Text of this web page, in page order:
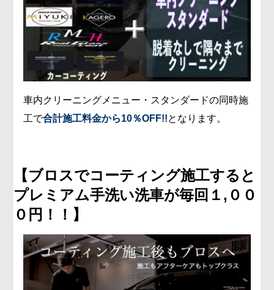
車内クリーニングメニュー・スタンダードの同時施
工で合計施工料金から10％OFF!!となります。
【ブロスでコーティング施工すると
プレミアム手洗い洗車が毎回１,００
０円！！】